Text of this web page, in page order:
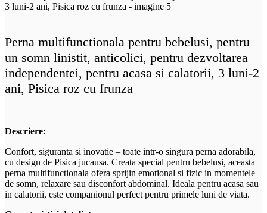
Perna multifunctionala pentru bebelusi, pentru
un somn linistit, anticolici, pentru dezvoltarea
independentei, pentru acasa si calatorii, 3 luni-2
ani, Pisica roz cu frunza
Descriere:
Confort, siguranta si inovatie – toate intr-o singura perna adorabila,
cu design de Pisica jucausa. Creata special pentru bebelusi, aceasta
perna multifunctionala ofera sprijin emotional si fizic in momentele
de somn, relaxare sau disconfort abdominal. Ideala pentru acasa sau
in calatorii, este companionul perfect pentru primele luni de viata.